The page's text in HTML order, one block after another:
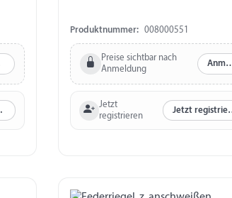
Produktnummer: 008000551
Preise sichtbar nach
Anmeldung
Jetzt
registrieren
Jetzt